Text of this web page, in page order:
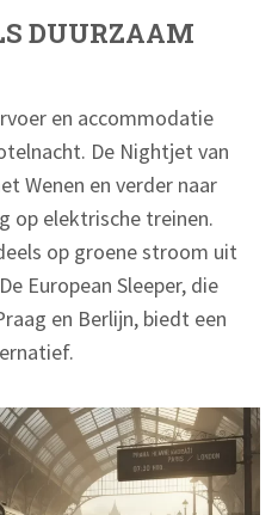
DUURZAAM
en accommodatie
De Nightjet van
Wenen en verder naar
op elektrische treinen.
op groene stroom uit
European Sleeper, die
en Berlijn, biedt een